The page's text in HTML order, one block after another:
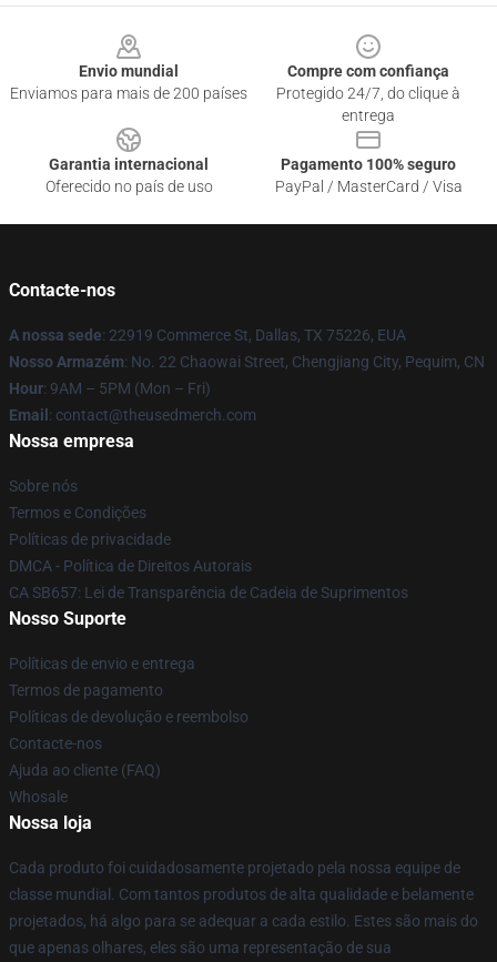
Envio mundial
Enviamos para mais de 200 países
Compre com confiança
Protegido 24/7, do clique à
entrega
Garantia internacional
Oferecido no país de uso
Pagamento 100% seguro
PayPal / MasterCard / Visa
Contacte-nos
A nossa sede: 22919 Commerce St, Dallas, TX 75226, EUA
Nosso Armazém: No. 22 Chaowai Street, Chengjiang City, Pequim, CN
Hour: 9AM – 5PM (Mon – Fri)
Email : contact@theusedmerch.com
Nossa empresa
Sobre nós
Termos e Condições
Políticas de privacidade
DMCA - Política de Direitos Autorais
CA SB657: Lei de Transparência de Cadeia de Suprimentos
Nosso Suporte
Políticas de envio e entrega
Termos de pagamento
Políticas de devolução e reembolso
Contacte-nos
Ajuda ao cliente (FAQ)
Whosale
Nossa loja
Cada produto foi cuidadosamente projetado pela nossa equipe de
classe mundial. Com tantos produtos de alta qualidade e belamente
projetados, há algo para se adequar a cada estilo. Estes são mais do
que apenas olhares, eles são uma representação de sua